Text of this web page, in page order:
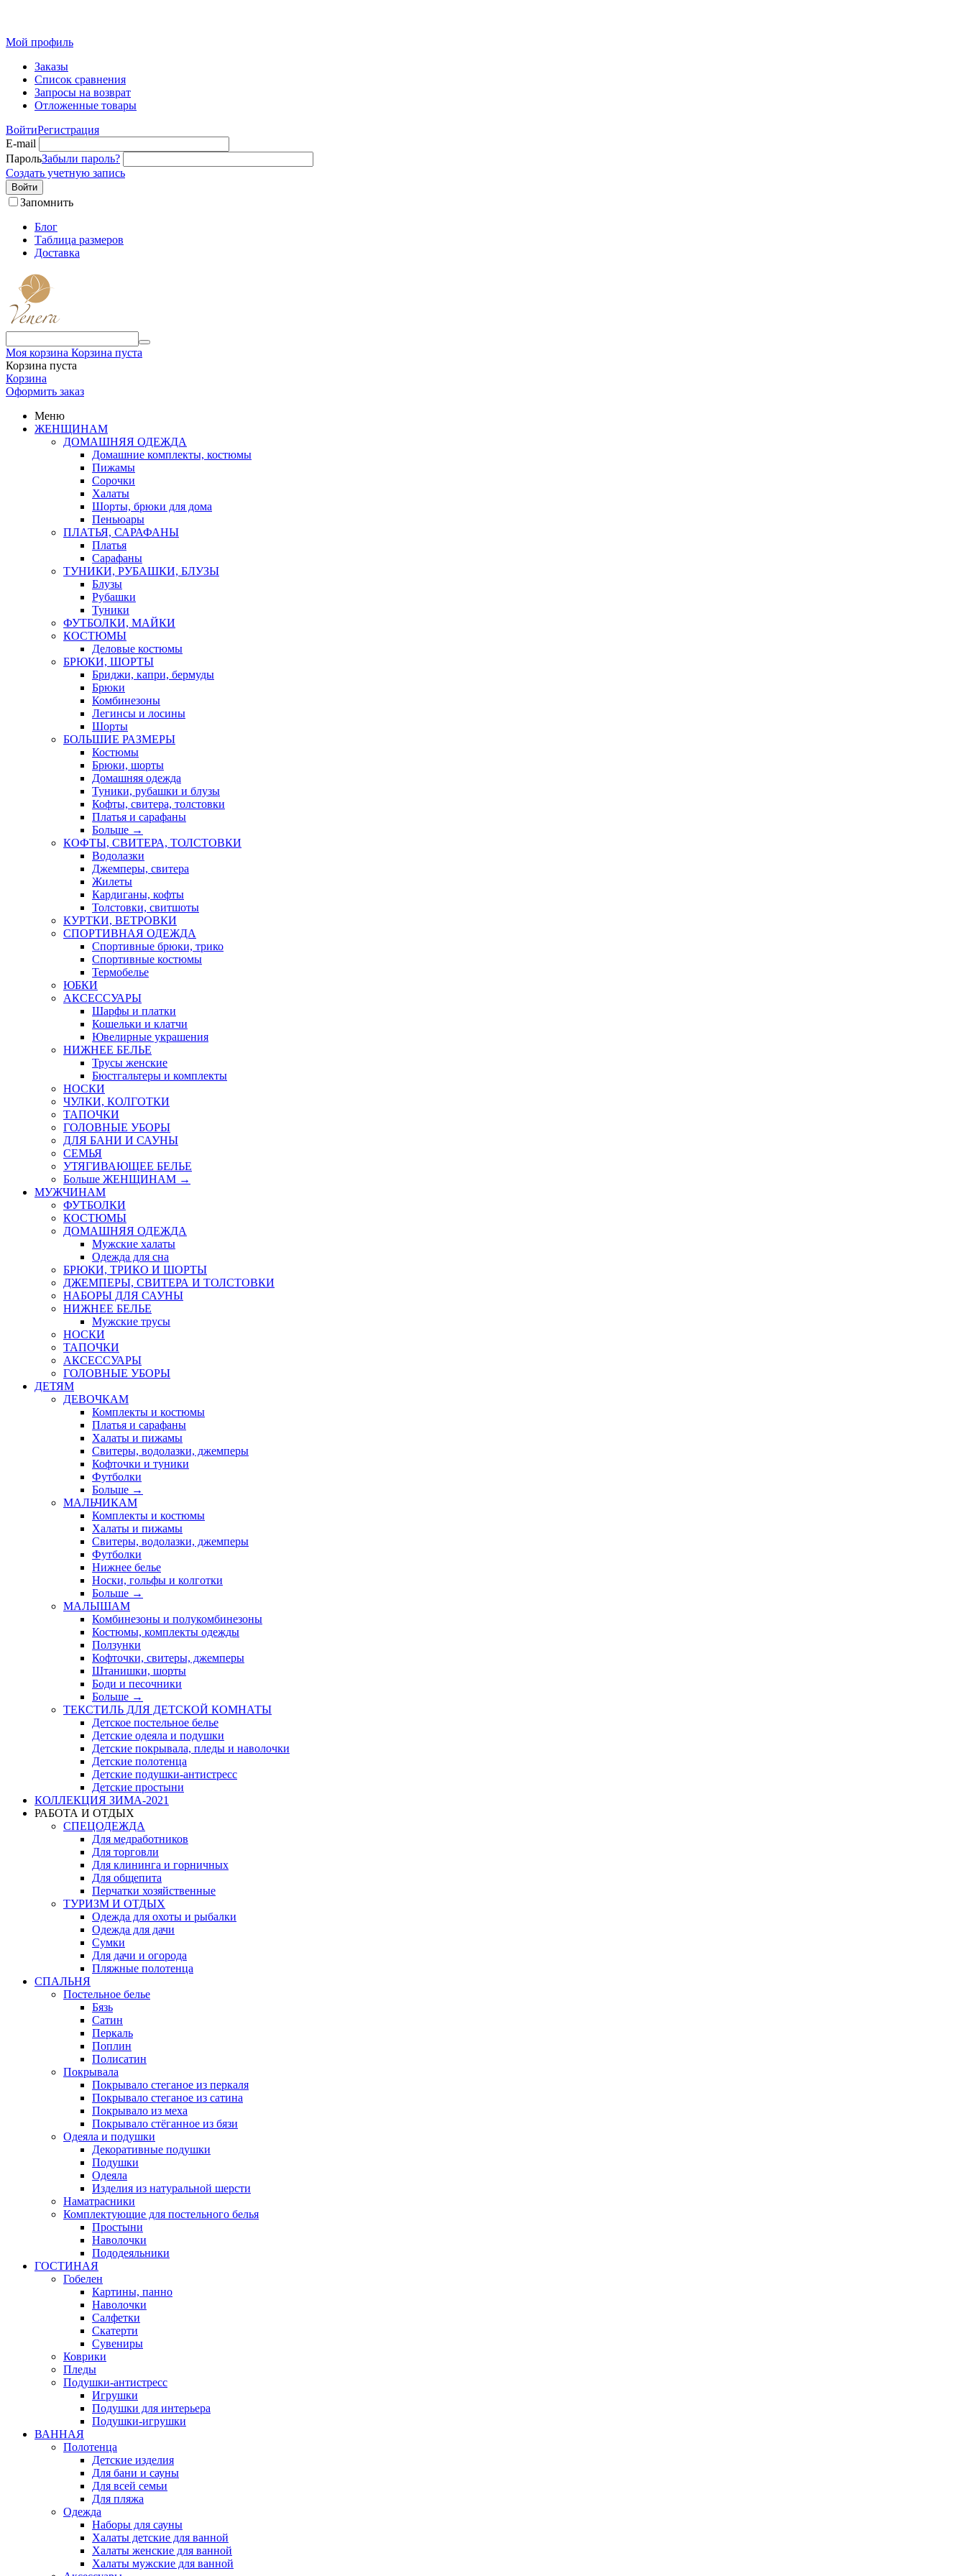
Мой профиль
Заказы
Список сравнения
Запросы на возврат
Отложенные товары
ВойтиРегистрация
E-mail
ПарольЗабыли пароль?
Создать учетную запись
Войти
Запомнить
Блог
Таблица размеров
Доставка
Моя корзина Корзина пуста
Корзина пуста
Корзина
Оформить заказ
Меню
ЖЕНЩИНАМ
ДОМАШНЯЯ ОДЕЖДА
Домашние комплекты, костюмы
Пижамы
Сорочки
Халаты
Шорты, брюки для дома
Пеньюары
ПЛАТЬЯ, САРАФАНЫ
Платья
Сарафаны
ТУНИКИ, РУБАШКИ, БЛУЗЫ
Блузы
Рубашки
Туники
ФУТБОЛКИ, МАЙКИ
КОСТЮМЫ
Деловые костюмы
БРЮКИ, ШОРТЫ
Бриджи, капри, бермуды
Брюки
Комбинезоны
Легинсы и лосины
Шорты
БОЛЬШИЕ РАЗМЕРЫ
Костюмы
Брюки, шорты
Домашняя одежда
Туники, рубашки и блузы
Кофты, свитера, толстовки
Платья и сарафаны
Больше →
КОФТЫ, СВИТЕРА, ТОЛСТОВКИ
Водолазки
Джемперы, свитера
Жилеты
Кардиганы, кофты
Толстовки, свитшоты
КУРТКИ, ВЕТРОВКИ
СПОРТИВНАЯ ОДЕЖДА
Спортивные брюки, трико
Спортивные костюмы
Термобелье
ЮБКИ
AКСЕССУАРЫ
Шарфы и платки
Кошельки и клатчи
Ювелирные украшения
НИЖНЕЕ БЕЛЬЕ
Трусы женские
Бюстгальтеры и комплекты
НОСКИ
ЧУЛКИ, КОЛГОТКИ
ТАПОЧКИ
ГОЛОВНЫЕ УБОРЫ
ДЛЯ БАНИ И САУНЫ
СЕМЬЯ
УТЯГИВАЮЩЕЕ БЕЛЬЕ
Больше ЖЕНЩИНАМ →
МУЖЧИНАМ
ФУТБОЛКИ
КОСТЮМЫ
ДОМАШНЯЯ ОДЕЖДА
Мужские халаты
Одежда для сна
БРЮКИ, ТРИКО И ШОРТЫ
ДЖЕМПЕРЫ, СВИТЕРА И ТОЛСТОВКИ
НАБОРЫ ДЛЯ САУНЫ
НИЖНЕЕ БЕЛЬЕ
Мужские трусы
НОСКИ
ТАПОЧКИ
АКСЕССУАРЫ
ГОЛОВНЫЕ УБОРЫ
ДЕТЯМ
ДЕВОЧКАМ
Комплекты и костюмы
Платья и сарафаны
Халаты и пижамы
Свитеры, водолазки, джемперы
Кофточки и туники
Футболки
Больше →
МАЛЬЧИКАМ
Комплекты и костюмы
Халаты и пижамы
Свитеры, водолазки, джемперы
Футболки
Нижнее белье
Носки, гольфы и колготки
Больше →
МАЛЫШАМ
Комбинезоны и полукомбинезоны
Костюмы, комплекты одежды
Ползунки
Кофточки, свитеры, джемперы
Штанишки, шорты
Боди и песочники
Больше →
ТЕКСТИЛЬ ДЛЯ ДЕТСКОЙ КОМНАТЫ
Детское постельное белье
Детские одеяла и подушки
Детские покрывала, пледы и наволочки
Детские полотенца
Детские подушки-антистресс
Детские простыни
КОЛЛЕКЦИЯ ЗИМА-2021
РАБОТА И ОТДЫХ
СПЕЦОДЕЖДА
Для медработников
Для торговли
Для клининга и горничных
Для общепита
Перчатки хозяйственные
ТУРИЗМ И ОТДЫХ
Одежда для охоты и рыбалки
Одежда для дачи
Сумки
Для дачи и огорода
Пляжные полотенца
СПАЛЬНЯ
Постельное белье
Бязь
Сатин
Перкаль
Поплин
Полисатин
Покрывала
Покрывало стеганое из перкаля
Покрывало стеганое из сатина
Покрывало из меха
Покрывало стёганное из бязи
Одеяла и подушки
Декоративные подушки
Подушки
Одеяла
Изделия из натуральной шерсти
Наматраcники
Комплектующие для постельного белья
Простыни
Наволочки
Пододеяльники
ГОСТИНАЯ
Гобелен
Картины, панно
Наволочки
Салфетки
Скатерти
Сувениры
Коврики
Пледы
Подушки-антистресс
Игрушки
Подушки для интерьера
Подушки-игрушки
ВАННАЯ
Полотенца
Детские изделия
Для бани и сауны
Для всей семьи
Для пляжа
Одежда
Наборы для сауны
Халаты детские для ванной
Халаты женские для ванной
Халаты мужские для ванной